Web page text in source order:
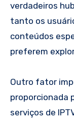
verdadeiros
tanto os
conteúdos
preferem
Outro fator
proporcionada
serviços de